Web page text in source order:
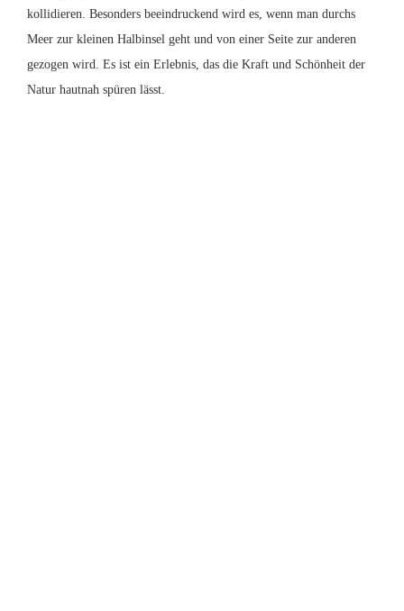
kollidieren. Besonders beeindruckend wird es, wenn man durchs
Meer zur kleinen Halbinsel geht und von einer Seite zur anderen
gezogen wird. Es ist ein Erlebnis, das die Kraft und Schönheit der
Natur hautnah spüren lässt.